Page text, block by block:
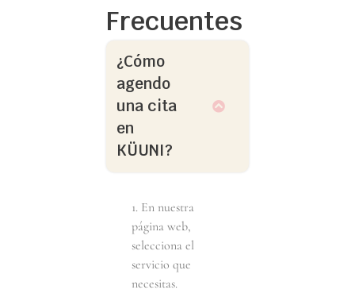
Frecuentes
¿Cómo
agendo
una cita
en
KÜUNI?
1. En nuestra
página web,
selecciona el
servicio que
necesitas.